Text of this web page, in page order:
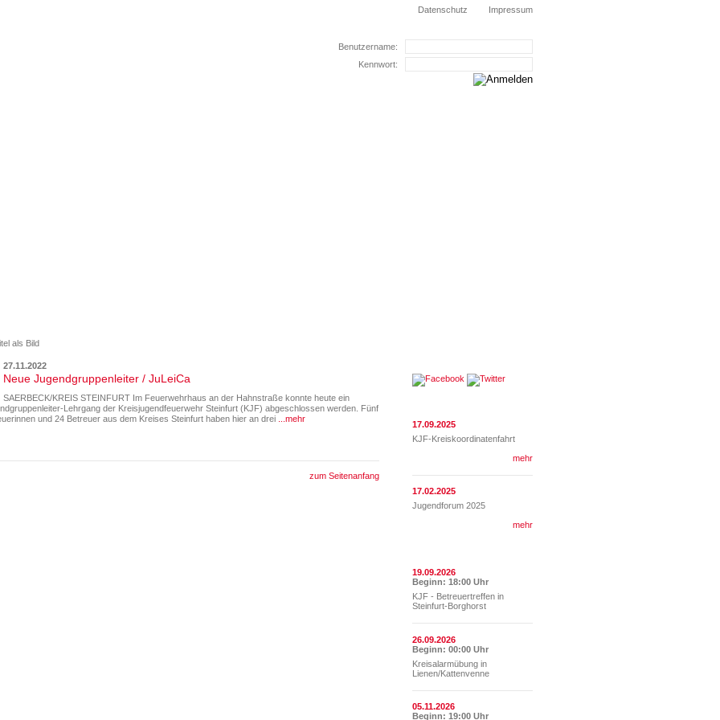
Datenschutz Impressum
Benutzername:
Kennwort:
17.09.2025
KJF-Kreiskoordinatenfahrt
mehr
17.02.2025
Jugendforum 2025
mehr
19.09.2026
Beginn: 18:00 Uhr
KJF - Betreuertreffen in
Steinfurt-Borghorst
26.09.2026
Beginn: 00:00 Uhr
Kreisalarmübung in
Lienen/Kattenvenne
05.11.2026
Beginn: 19:00 Uhr
27.11.2022
Neue Jugendgruppenleiter / JuLeiCa
SAERBECK/KREIS STEINFURT Im Feuerwehrhaus an der Hahnstraße konnte heute ein
Lehrgang der Kreisjugendfeuerwehr Steinfurt (KJF) abgeschlossen werden. Fünf
und 24 Betreuer aus dem Kreises Steinfurt haben hier an drei
...mehr
zum Seitenanfang